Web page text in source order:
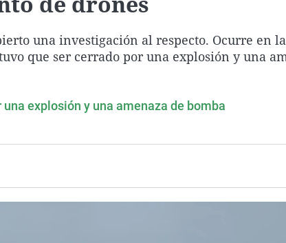
una investigación al respecto. Ocurre en
que ser cerrado por una explosión y una
explosión y una amenaza de bomba